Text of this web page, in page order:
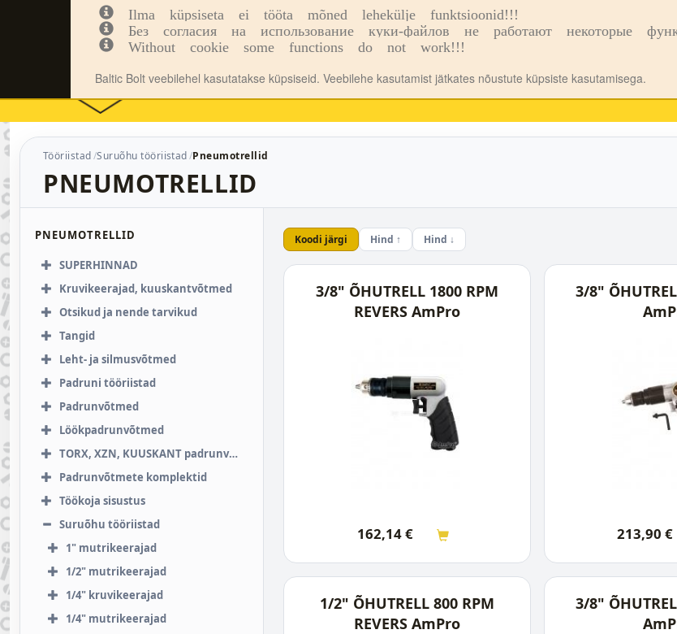
Kinnitusvahendid Tööriistad Info Kauplused
Ilma küpsiseta ei tööta mõned lehekülje funktsioonid!!!
Без согласия на использование куки-файлов не работают некоторые
Without cookie some functions do not work!!!
Baltic Bolt veebilehel kasutatakse küpsiseid. Veebilehe kasutamist jätkates nõustute küpsiste kasutamisega.
Tööriistad Suruõhu tööriistad Pneumotrellid
PNEUMOTRELLID
PNEUMOTRELLID
SUPERHINNAD
Kruvikeerajad, kuuskantvõtmed
Otsikud ja nende tarvikud
Tangid
Leht- ja silmusvõtmed
Padruni tööriistad
Padrunvõtmed
Löökpadrunvõtmed
TORX, XZN, KUUSKANT padrunvõtmed
Padrunvõtmete komplektid
Töökoja sisustus
Suruõhu tööriistad
1" mutrikeerajad
1/2" mutrikeerajad
1/4" kruvikeerajad
1/4" mutrikeerajad
Koodi järgi Hind ↑ Hind ↓
3/8" ÕHUTRELL 1800 RPM
REVERS AmPro
162,14€
3/8"
213,90 €
1/2" ÕHUTRELL 800 RPM
REVERS AmPro
3/8"